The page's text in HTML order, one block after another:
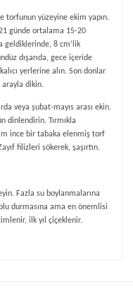
torfunun yüzeyine ekim yapın.
günde ortalama 15-20
geldiklerinde, 8 cm’lik
dışarıda, gece içeride
yerlerine alın. Son donlar
arayla dikin.
veya şubat-mayıs arası ekin.
dinlendirin. Tırmıkla
ince bir tabaka elenmiş torf
filizleri sökerek, şaşırtın.
Fazla su boylanmalarına
durmasına ama en önemlisi
ilk yıl çiçeklenir.